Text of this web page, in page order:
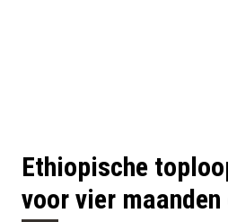
Ethiopische
voor vier